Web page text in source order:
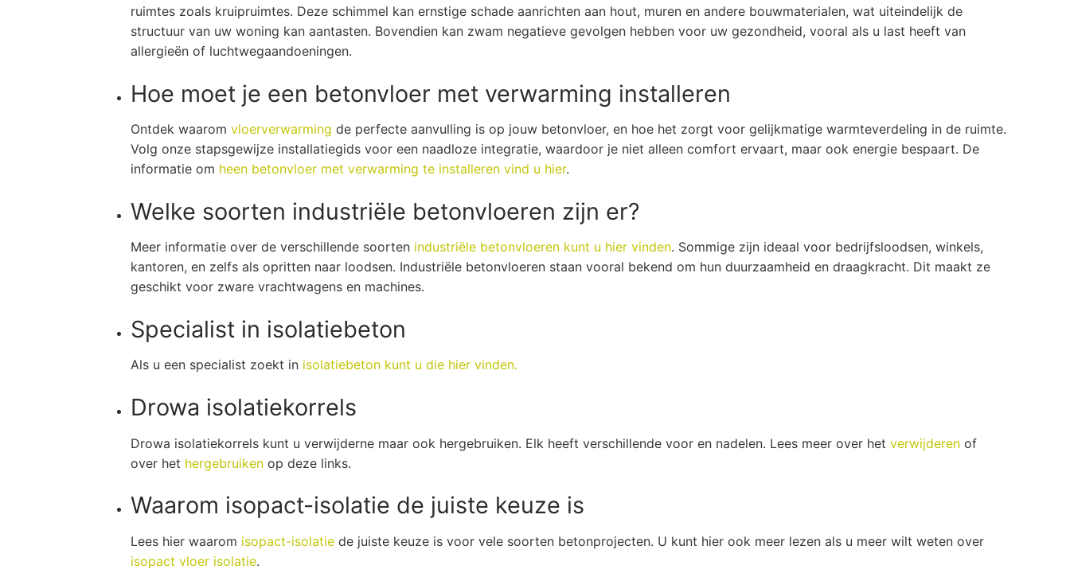
ruimtes zoals kruipruimtes. Deze schimmel kan ernstige schade aanrichten aan hout, muren en andere bouwmaterialen, wat uiteindelijk de
structuur van uw woning kan aantasten. Bovendien kan zwam negatieve gevolgen hebben voor uw gezondheid, vooral als u last heeft van
allergieën of luchtwegaandoeningen.
Hoe moet je een betonvloer met verwarming installeren
Ontdek waarom vloerverwarming de perfecte aanvulling is op jouw betonvloer, en hoe het zorgt voor gelijkmatige warmteverdeling in de ruimte.
Volg onze stapsgewijze installatiegids voor een naadloze integratie, waardoor je niet alleen comfort ervaart, maar ook energie bespaart. De
informatie om heen betonvloer met verwarming te installeren vind u hier.
Welke soorten industriële betonvloeren zijn er?
Meer informatie over de verschillende soorten industriële betonvloeren kunt u hier vinden. Sommige zijn ideaal voor bedrijfsloodsen, winkels,
kantoren, en zelfs als opritten naar loodsen. Industriële betonvloeren staan vooral bekend om hun duurzaamheid en draagkracht. Dit maakt ze
geschikt voor zware vrachtwagens en machines.
Specialist in isolatiebeton
Als u een specialist zoekt in isolatiebeton kunt u die hier vinden.
Drowa isolatiekorrels
Drowa isolatiekorrels kunt u verwijderne maar ook hergebruiken. Elk heeft verschillende voor en nadelen. Lees meer over het verwijderen of
over het hergebruikenop deze links.
Waarom isopact-isolatie de juiste keuze is
Lees hier waarom isopact-isolatiede juiste keuze is voor vele soorten betonprojecten. U kunt hier ook meer lezen als u meer wilt weten over
isopact vloer isolatie.